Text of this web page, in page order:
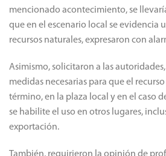
mencionado acontecimiento, se
que en el escenario local se evidencia
recursos naturales, expresaron con
Asimismo, solicitaron a las
medidas necesarias para que el
término, en la plaza local y en el caso
se habilite el uso en otros lugares,
exportación.